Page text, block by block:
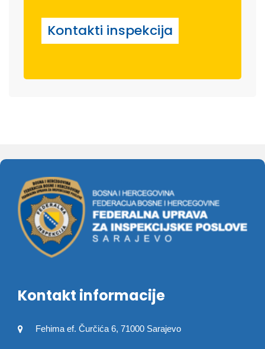
Kontakti inspekcija
Kontakt informacije
Fehima ef. Čurčića 6, 71000 Sarajevo